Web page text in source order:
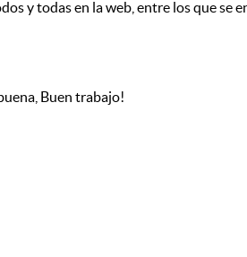
y todas en la web, entre los que se
Buen trabajo!